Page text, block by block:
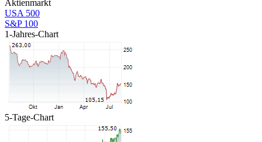
Aktienmarkt
USA 500
S&P 100
1-Jahres-Chart
5-Tage-Chart